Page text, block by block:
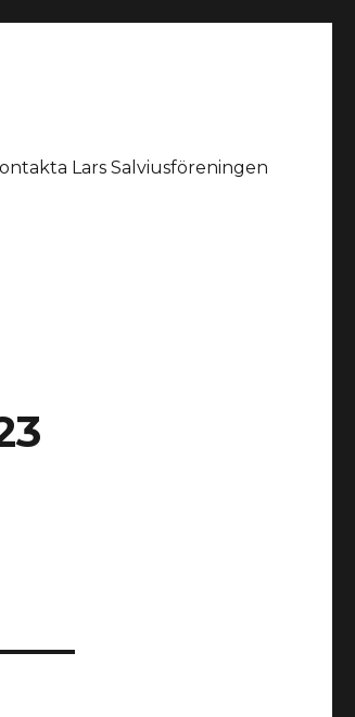
Lars Salviusföreningen